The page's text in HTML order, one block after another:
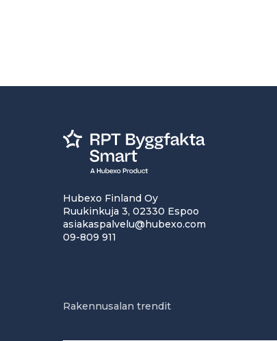
Hubexo Finland Oy
Ruukinkuja 3, 02330 Espoo
asiakaspalvelu@hubexo.com
09-809 911
Rakennusalan trendit